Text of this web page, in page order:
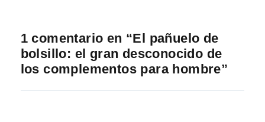
1 comentario en “El pañuelo de
bolsillo: el gran desconocido de
los complementos para hombre”